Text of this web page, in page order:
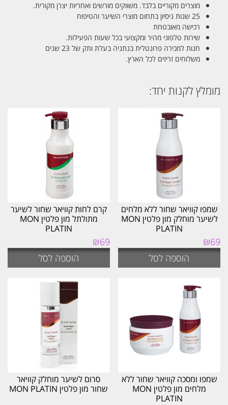
מוצרים מקוריים בלבד. משווקים מורשים ואחריות יצרן מקורית.
25 שנות ניסיון בתחום מוצרי השיער והטיפוח
רכישה מאובטחת
שירות טלפוני מהיר ומקצועי בכל שעות הפעילות.
חנות למכירה פרונטלית בנתניה בעלת ותק של 23 שנים
משלוחים זריזים לכל הארץ.
מומלץ לקנות יחד:
שמפו קוויאר שחור ללא מלחים
לשיער מוחלק מון פלטין MON
PLATIN
₪69
הוספה לסל
קרם לחות קוויאר שחור לשיער
מתולתל מון פלטין MON
PLATIN
₪69
הוספה לסל
שמפו ומסכה קוויאר שחור ללא
מלחים מון פלטין MON
PLATIN
סרום לשיער מוחלק קוויאר
שחור מון פלטין MON PLATIN